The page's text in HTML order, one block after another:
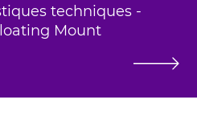
techniques -
Mount